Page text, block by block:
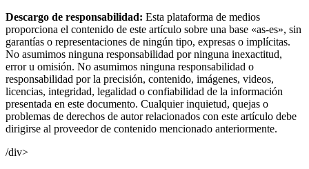
Descargo de responsabilidad: Esta plataforma de medios
proporciona el contenido de este artículo sobre una base «as-es», sin
garantías o representaciones de ningún tipo, expresas o implícitas.
No asumimos ninguna responsabilidad por ninguna inexactitud,
error u omisión. No asumimos ninguna responsabilidad o
responsabilidad por la precisión, contenido, imágenes, videos,
licencias, integridad, legalidad o confiabilidad de la información
presentada en este documento. Cualquier inquietud, quejas o
problemas de derechos de autor relacionados con este artículo debe
dirigirse al proveedor de contenido mencionado anteriormente.
/div>